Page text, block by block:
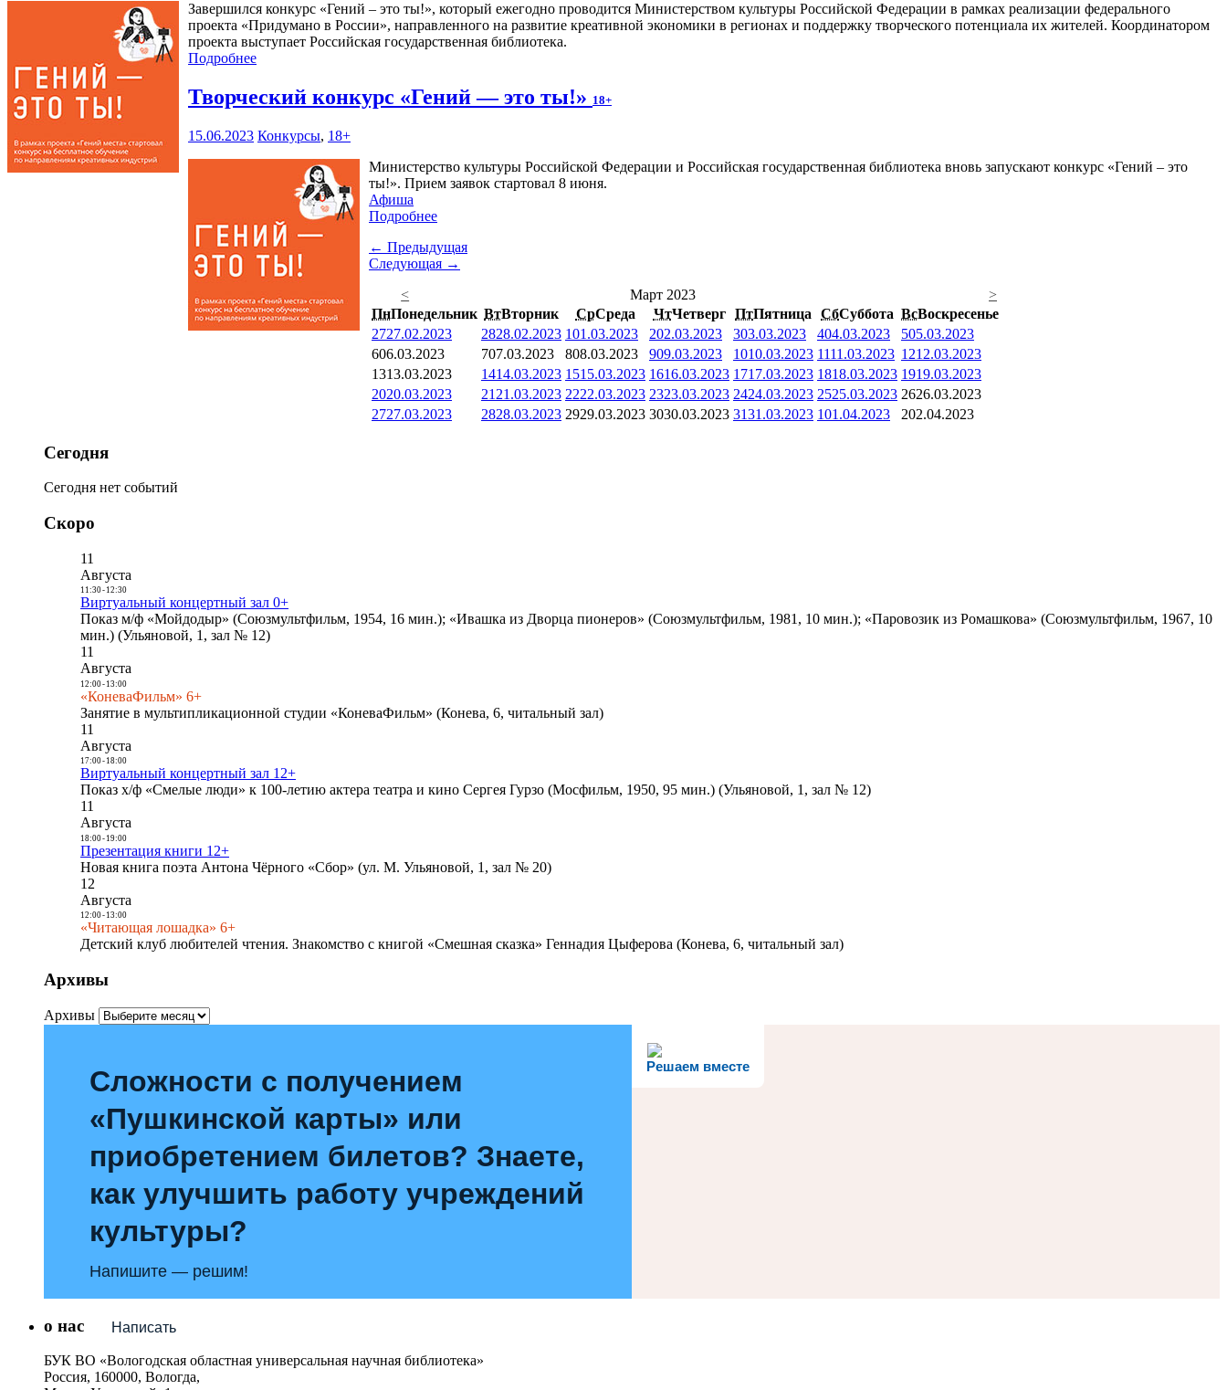
Завершился конкурс «Гений – это ты!», который ежегодно проводится Министерством культуры Российской Федерации в рамках реализации федерального
проекта «Придумано в России», направленного на развитие креативной экономики в регионах и поддержку творческого потенциала их жителей. Координатором
проекта выступает Российская государственная библиотека.
Подробнее
Творческий конкурс «Гений — это ты!» 18+
15.06.2023 Конкурсы, 18+
Министерство культуры Российской Федерации и Российская государственная библиотека вновь запускают конкурс «Гений – это
ты!». Прием заявок стартовал 8 июня.
Афиша
Подробнее
← Предыдущая
Следующая →
<
Март 2023
>
ПнПонедельник ВтВторник СрСреда ЧтЧетверг ПтПятница СбСуббота ВсВоскресенье
2727.02.2023 2828.02.2023 101.03.2023 202.03.2023 303.03.2023 404.03.2023 505.03.2023
606.03.2023 707.03.2023 808.03.2023 909.03.2023 1010.03.2023 1111.03.2023 1212.03.2023
1313.03.2023 1414.03.2023 1515.03.2023 1616.03.2023 1717.03.2023 1818.03.2023 1919.03.2023
2020.03.2023 21 21.03.2023 2222.03.2023 2323.03.2023 2424.03.2023 2525.03.2023 2626.03.2023
2727.03.2023 2828.03.2023 2929.03.2023 3030.03.2023 3131.03.2023 101.04.2023 202.04.2023
Сегодня
Сегодня нет событий
Скоро
11
Августа
11:30- 12:30
Виртуальный концертный зал 0+
Показ м/ф «Мойдодыр» (Союзмультфильм, 1954, 16 мин.); «Ивашка из Дворца пионеров» (Союзмультфильм, 1981, 10 мин.); «Паровозик из Ромашкова» (Союзмультфильм, 1967, 10
мин.) (Ульяновой, 1, зал № 12)
11
Августа
12:00- 13:00
«КоневаФильм» 6+
Занятие в мультипликационной студии «КоневаФильм» (Конева, 6, читальный зал)
11
Августа
17:00- 18:00
Виртуальный концертный зал 12+
Показ х/ф «Смелые люди» к 100-летию актера театра и кино Сергея Гурзо (Мосфильм, 1950, 95 мин.) (Ульяновой, 1, зал № 12)
11
Августа
18:00- 19:00
Презентация книги 12+
Новая книга поэта Антона Чёрного «Сбор» (ул. М. Ульяновой, 1, зал № 20)
12
Августа
12:00- 13:00
«Читающая лошадка» 6+
Детский клуб любителей чтения. Знакомство с книгой «Смешная сказка» Геннадия Цыферова (Конева, 6, читальный зал)
Архивы
Архивы
Решаем вместе
Сложности с получением
«Пушкинской карты» или
приобретением билетов? Знаете,
как улучшить работу учреждений
культуры?
Напишите — решим!
Написать
о нас
БУК ВО «Вологодская областная универсальная научная библиотека»
Россия, 160000, Вологда,